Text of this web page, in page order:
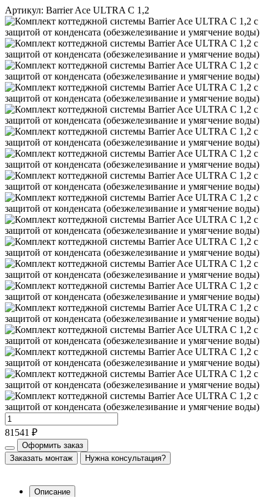
Артикул: Barrier Ace ULTRA C 1,2
81541 ₽
Оформить заказ
Заказать монтаж
Нужна консультация?
Описание